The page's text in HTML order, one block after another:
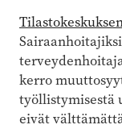
kerro
työllistymisestä
eivät